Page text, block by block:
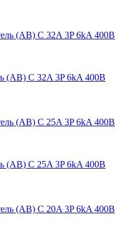
(АВ) C 32A 3P 6kA 400В
(АВ) C 25A 3P 6kA 400В